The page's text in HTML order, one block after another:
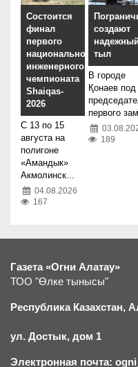
Состоится
финал
первого
национального
инженерного
чемпионата
Shaiqas-
2026
С 13 по 15
августа на
полигоне
«Амандык»
Акмолинск...
04.08.2026
167
создают
надежный
тыл
В городе
Қонаев под
первого
189
Газета «Огни Алатау»
ТОО "Өлке тынысы"
Республика Казахстан,
ул. Достык, дом 1
Электронная почта: